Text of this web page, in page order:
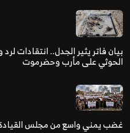
بيان فاتر يثير الجدل.. انتقادات
الحوثي على مأرب وحضرموت
غضب يمني واسع من مجلس القيادة